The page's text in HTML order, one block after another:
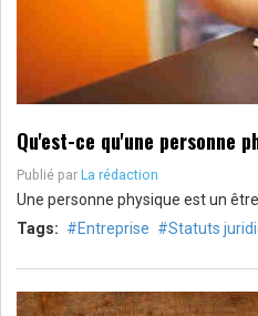
Qu'est-ce qu'une personne
Publié par La rédaction
Une personne physique est un
Tags:
Entreprise Statuts